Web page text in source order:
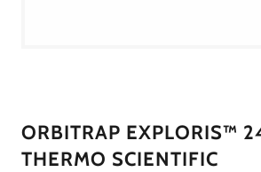
ORBITRAP EXPLORIS™
THERMO SCIENTIFIC